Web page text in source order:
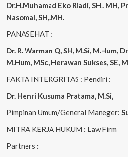
Dr.H.Muhamad Eko Riadi , SH,. MH ,
Nasomal, SH,.MH.
PANASEHAT :
Dr. R. Warman Q, SH, M.Si, M.Hum
M.Hum, MSc, Herawan Sukses, SE,
FAKTA INTERGRITAS : Pendiri :
Dr. Henri Kusuma Pratama, M.Si
Pimpinan Umum/General Maneger:
MITRA KERJA HUKUM : Law Firm
Partners :